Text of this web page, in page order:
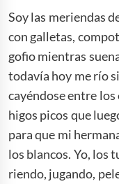
Soy las meriendas
con galletas,
gofio mientras
todavía hoy me río
cayéndose entre los
higos picos que
para que mi
los blancos. Yo, los
riendo, jugando,